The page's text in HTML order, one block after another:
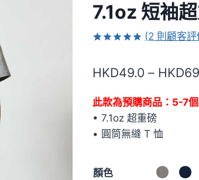
7.1oz 短袖
位顧客進行
(2 則顧客評
HKD49.0 – HKD
此款為預購商品：5-7
• 7.1oz 超重磅
• 圓筒無縫 T 恤
顏色